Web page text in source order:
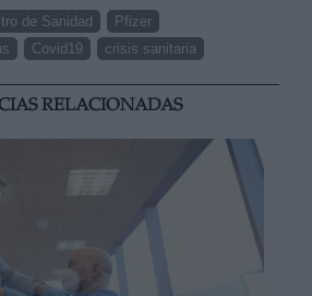
de Sanidad
Pfizer
Covid19 crisis sanitaria
RELACIONADAS